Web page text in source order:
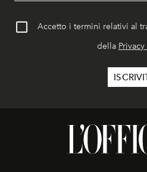
Accetto i termini relativi al
della